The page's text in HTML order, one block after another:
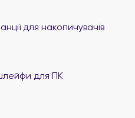
для накопичувачів
для ПК